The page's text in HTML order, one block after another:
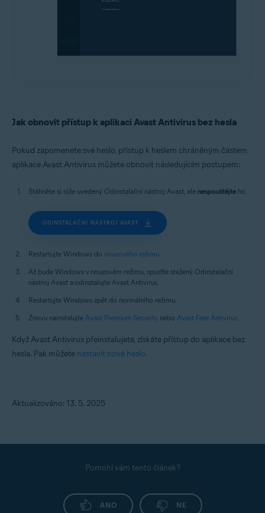
Jak obnovit přístup k aplikaci Avast Antivirus bez hesla
Pokud zapomenete své heslo, přístup k heslem chráněným částem
aplikace Avast Antivirus můžete obnovit následujícím postupem:
Stáhněte si níže uvedený Odinstalační nástroj Avast, ale nespouštějte ho.
ODINSTALAČNÍ NÁSTROJ AVAST
Restartujte Windows do nouzového režimu.
Až bude Windows v nouzovém režimu, spusťte stažený Odinstalační
nástroj Avast a odinstalujte Avast Antivirus.
Restartujte Windows zpět do normálního režimu.
Znovu nainstalujte Avast Premium Security nebo Avast Free Antivirus.
Když Avast Antivirus přeinstalujete, získáte přístup do aplikace bez
hesla. Pak můžete nastavit nové heslo.
Aktualizováno: 13. 5. 2025
Pomohl vám tento článek?
ANO NE